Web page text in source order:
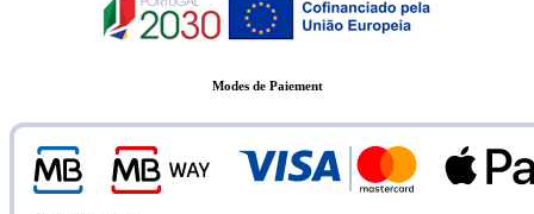
Modes de Paiement